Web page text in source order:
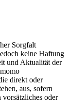
Sorgfalt
keine Haftung
und Aktualität der
direkt oder
aus, sofern
oder